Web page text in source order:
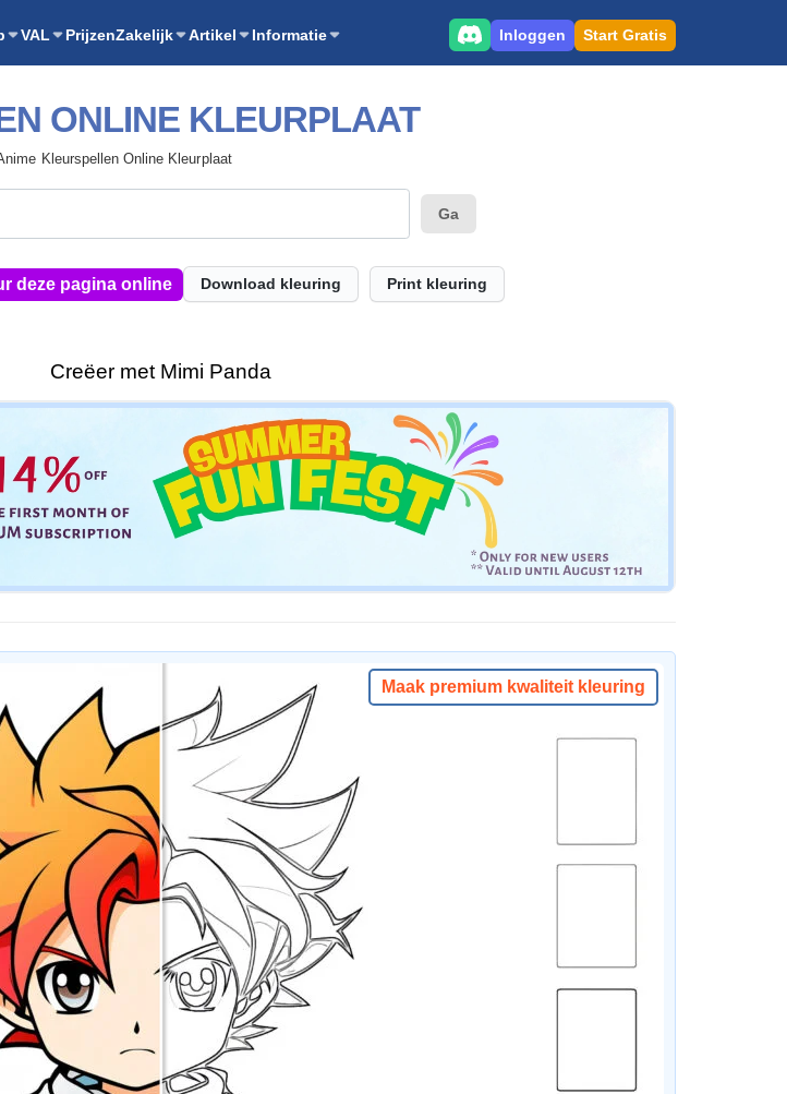
VAL PrijzenZakelijk Artikel Informatie Inloggen Start Gratis
ONLINE KLEURPLAAT
Kleurspellen Online Kleurplaat
Ga
deze pagina online Download kleuring Print kleuring
Creëer met Mimi Panda
Maak premium kwaliteit kleuring